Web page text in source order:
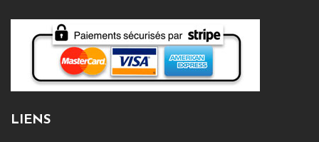
LIENS